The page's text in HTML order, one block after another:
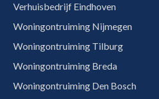
Verhuisbedrijf Eindhoven
Woningontruiming Nijmegen
Woningontruiming Tilburg
Woningontruiming Breda
Woningontruiming Den Bosch